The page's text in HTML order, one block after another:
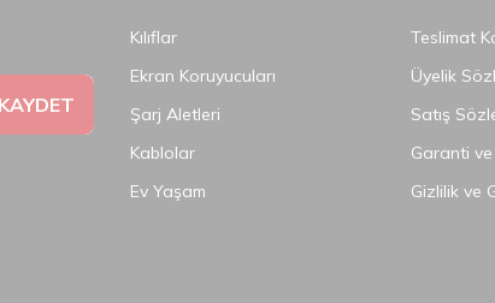
KAYDET
Kılıflar
Ekran Koruyucuları
Şarj Aletleri
Kablolar
Ev Yaşam
Teslimat
Üyelik
Satış
Garanti
Gizlilik ve